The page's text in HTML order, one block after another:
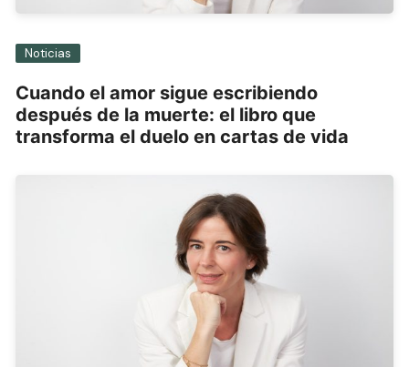
Noticias
Cuando el amor sigue escribiendo
después de la muerte: el libro que
transforma el duelo en cartas de vida